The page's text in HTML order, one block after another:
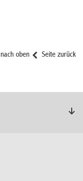
Seite zurück
nach oben